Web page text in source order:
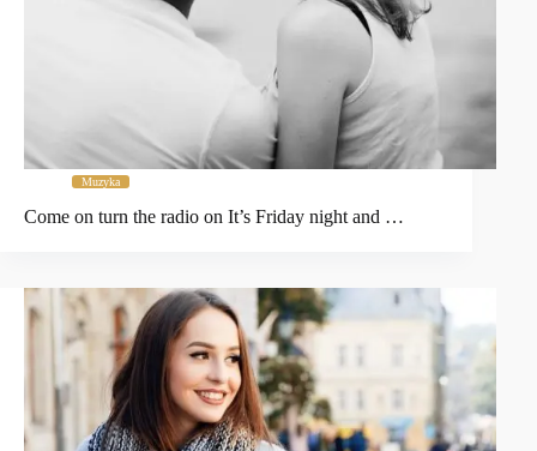
Muzyka
Come on turn the radio on It’s Friday night and …